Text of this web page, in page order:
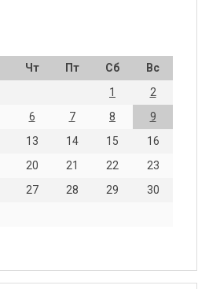
Чт Пт Сб
Вс
1
2
6 7 8
9
13 14 15
16
20 21 22
23
27 28 29
30